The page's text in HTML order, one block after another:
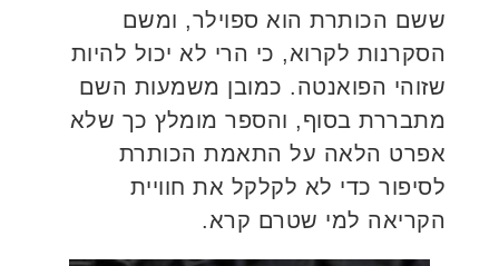
ששם הכותרת הוא ספוילר, ומשם
הסקרנות לקרוא, כי הרי לא יכול להיות
שזוהי הפואנטה. כמובן משמעות השם
מתבררת בסוף, והספר מומלץ כך שלא
אפרט הלאה על התאמת הכותרת
לסיפור כדי לא לקלקל את חוויית
הקריאה למי שטרם קרא.